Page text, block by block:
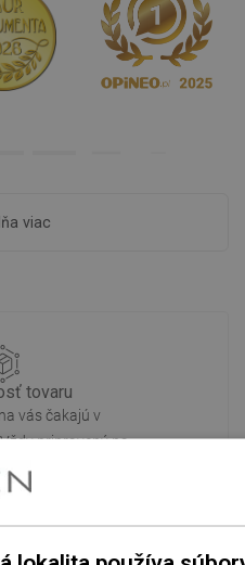
viac
tovaru
vás čakajú v
pripravený na